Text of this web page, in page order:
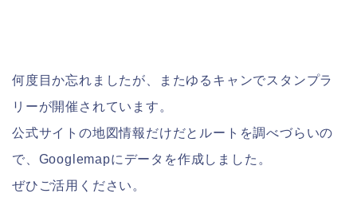
何度目か忘れましたが、またゆるキャンでスタンプラ
リーが開催されています。
公式サイトの地図情報だけだとルートを調べづらいの
で、Googlemapにデータを作成しました。
ぜひご活用ください。